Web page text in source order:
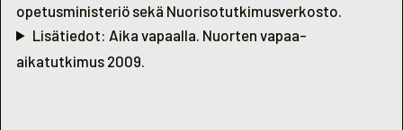
opetusministeriö sekä Nuorisotutkimusverkosto.
Lisätiedot: Aika vapaalla. Nuorten vapaa-
aikatutkimus 2009.